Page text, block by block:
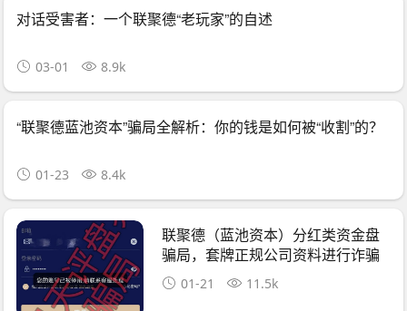
对话受害者：一个联聚德“老玩家”的自述
03-01 8.9k
“联聚德蓝池资本”骗局全解析：你的钱是如何被“收割”的？
01-23 8.4k
联聚德（蓝池资本）分红类资金盘
骗局，套牌正规公司资料进行诈骗
活动，大量
01-21 11.5k